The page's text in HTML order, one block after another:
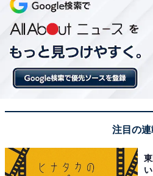
柱・煉獄杏寿郎（れんごくきょ
た過去を持っています。
回答コメントでは「職場が明る
代男性／広島県）、「皆からの
みそう」（20代女性／福岡県
で、職場の雰囲気も良くなりそ
県）などの声が集まりました。
※回答コメントは原文ママです
注目の連